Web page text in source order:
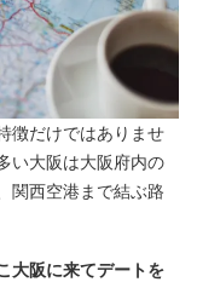
徴だけではありませ
い大阪は大阪府内の
関西空港まで結ぶ路
大阪に来てデートを